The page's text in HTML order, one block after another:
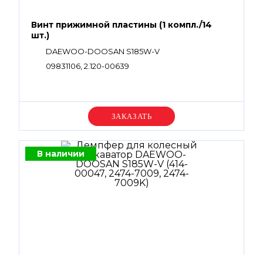
Винт прижимной пластины (1 компл./14
шт.)
DAEWOO-DOOSAN S185W-V
09831106, 2.120-00639
Уточняйте цену
В наличии